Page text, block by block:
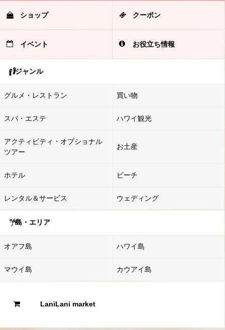
ショップ クーポン
イベント お役立ち情報
ジャンル
グルメ・レストラン 買い物
スパ・エステ ハワイ観光
アクティビティ・オプショナル
ツアー
お土産
ホテル ビーチ
レンタル＆サービス ウェディング
島・エリア
オアフ島 ハワイ島
マウイ島 カウアイ島
LaniLani market